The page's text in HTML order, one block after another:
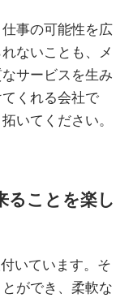
事の可能性を広
ないことも、メ
サービスを生み
くれる会社で
いてください。
ることを楽し
いています。そ
ができ、柔軟な